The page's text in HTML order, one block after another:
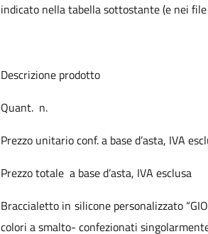
indicato nella tabella sottostante (e nei file
Descrizione prodotto
Quant. n.
Prezzo unitario conf. a base d’asta, IVA
Prezzo totale a base d’asta, IVA esclusa
Braccialetto in silicone personalizzato
colori a smalto- confezionati